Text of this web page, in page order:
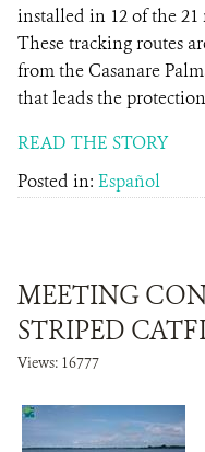
installed in 12 of the
These tracking routes
from the Casanare
that leads the
READ THE STORY
Posted in: Español
MEETING
STRIPED
Views: 16777